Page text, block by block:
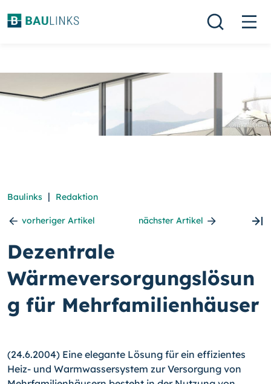
Baulinks | Redaktion
vorheriger Artikel nächster Artikel
Dezentrale
Wärmeversorgungslösun
g für Mehrfamilienhäuser
(24.6.2004) Eine elegante Lösung für ein effizientes
Heiz- und Warmwassersystem zur Versorgung von